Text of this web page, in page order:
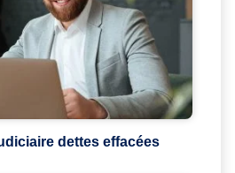
dettes effacées